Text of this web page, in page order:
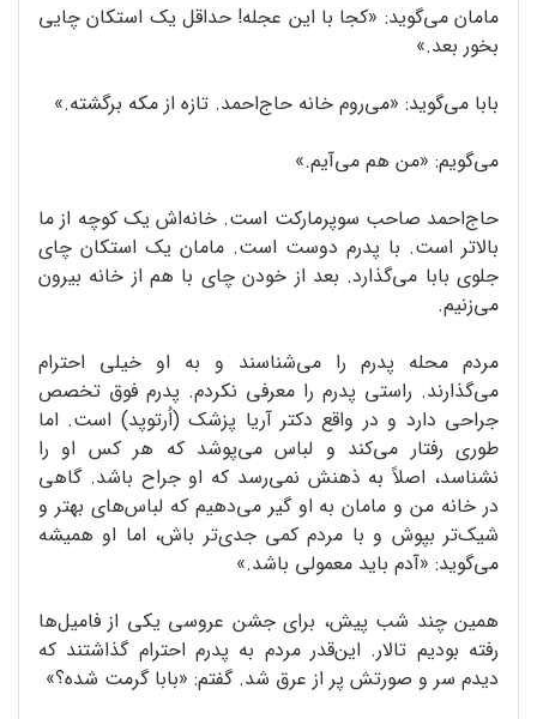
مامان می‌گوید: «کجا با این عجله! حداقل یک استکان چایی
بخور بعد.»
بابا می‌گوید: «می‌روم خانه حاج‌احمد. تازه از مکه برگشته.»
می‌گویم: «من هم می‌آیم.»
حاج‌احمد صاحب سوپرمارکت است. خانه‌اش یک کوچه از ما
بالاتر است. با پدرم دوست است. مامان یک استکان چای
جلوی بابا می‌گذارد. بعد از خودن چای با هم از خانه بیرون
می‌زنیم.
مردم محله پدرم را می‌شناسند و به او خیلی احترام
می‌گذارند. راستی پدرم را معرفی نکردم. پدرم فوق تخصص
جراحی دارد و در واقع دکتر آریا پزشک (اُرتوپد) است. اما
طوری رفتار می‌کند و لباس می‌پوشد که هر کس او را
نشناسد، اصلاً به ذهنش نمی‌رسد که او جراح باشد. گاهی
در خانه من و مامان به او گیر می‌دهیم که لباس‌های بهتر و
شیک‌تر بپوش و با مردم کمی جدی‌تر باش، اما او همیشه
می‌گوید: «آدم باید معمولی باشد.»
همین چند شب پیش، برای جشن عروسی یکی از فامیل‌ها
رفته بودیم تالار. این‌قدر مردم به پدرم احترام گذاشتند که
دیدم سر و صورتش پر از عرق شد. گفتم: «بابا گرمت شده؟»